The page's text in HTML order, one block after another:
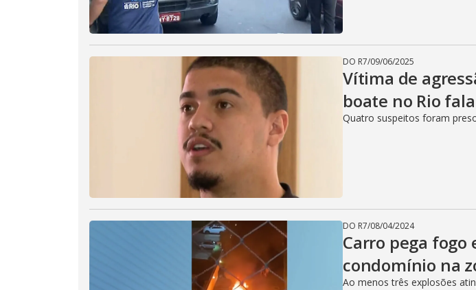
DO R7/09/06/2025
Vítima de
boate no Rio
Quatro suspeitos foram
DO R7/08/04/2024
Carro pega fogo
condomínio na
Ao menos três explosões